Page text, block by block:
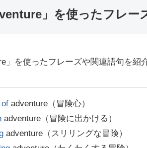
」を使ったフレー
」を使ったフレーズや関連語句を紹
of adventure（冒険心）
adventure（冒険に出かける）
adventure（スリリングな冒険）